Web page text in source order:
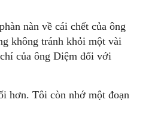
nàn về cái chết của ông
không tránh khỏi một vài
của ông Diệm đối với
hơn. Tôi còn nhớ một đoạn